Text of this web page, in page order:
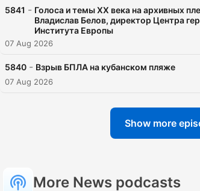
5841 - Голоса и темы XX века на архивных
Владислав Белов, директор Центра
Института Европы
07 Aug 2026
5840 - Взрыв БПЛА на кубанском пляже
07 Aug 2026
Show more
More News podcasts